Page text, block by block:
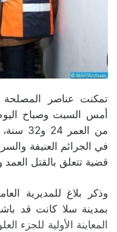
تمكنت عناصر المصلحة
أمس السبت وصباح
من
في الجرائم العنيفة
قضية تتعلق بالقتل العمد
وذكر بلاغ للمديرية
بمدينة سلا كانت قد
المعاينة الأولية